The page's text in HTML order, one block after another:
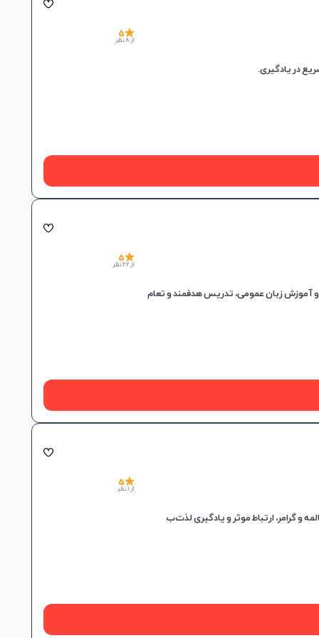
5
از 8 نظر
5
از 22 نظر
5
از 1 نظر